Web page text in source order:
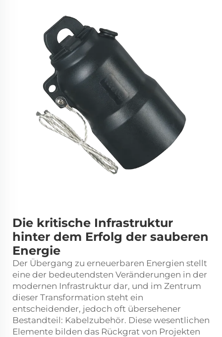
Die kritische Infrastruktur
hinter dem Erfolg der sauberen
Energie
Der Übergang zu erneuerbaren Energien stellt
eine der bedeutendsten Veränderungen in der
modernen Infrastruktur dar, und im Zentrum
dieser Transformation steht ein
entscheidender, jedoch oft übersehener
Bestandteil: Kabelzubehör. Diese wesentlichen
Elemente bilden das Rückgrat von Projekten